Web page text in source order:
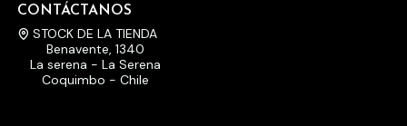
CONTÁCTANOS
STOCK DE LA TIENDA
Benavente, 1340
La serena - La Serena
Coquimbo - Chile